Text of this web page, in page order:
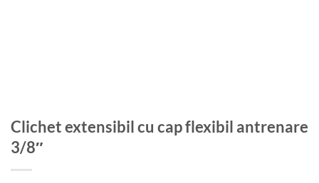
Clichet extensibil cu cap flexibil antrenare
3/8″